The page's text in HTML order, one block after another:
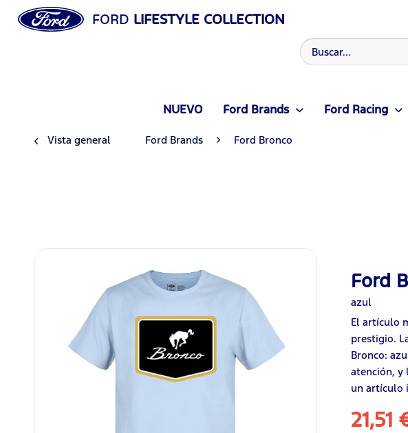
FORD LIFESTYLE COLLECTION
NUEVO Ford Brands Ford Racing
Vista general Ford Brands Ford Bronco
Ford
azul
El artículo
prestigio.
Bronco:
atención, y
un artículo
21,51